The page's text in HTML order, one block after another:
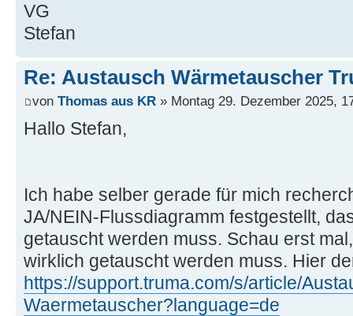
VG
Stefan
Re: Austausch Wärmetauscher
von Thomas aus KR » Montag 29. Dezember 2025,
Hallo Stefan,
Ich habe selber gerade für mich
JA/NEIN-Flussdiagramm festgestellt,
getauscht werden muss. Schau erst
wirklich getauscht werden muss. Hier
https://support.truma.com/s/article/
Waermetauscher?language=de